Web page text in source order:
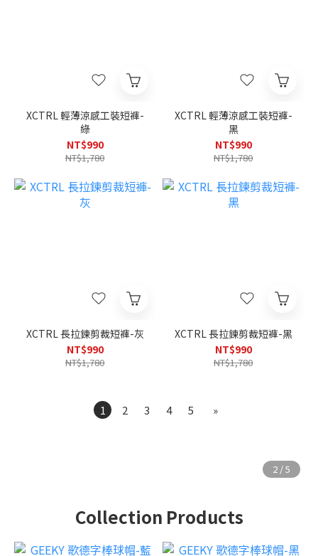
XCTRL 輕薄涼感工裝短褲-
綠
NT$990
NT$1,780
XCTRL 輕薄涼感工裝短褲-
黑
NT$990
NT$1,780
XCTRL 長拉鍊剪裁短褲-灰
NT$990
NT$1,780
XCTRL 長拉鍊剪裁短褲-黑
NT$990
NT$1,780
1 2 3 4 5 »
Collection Products